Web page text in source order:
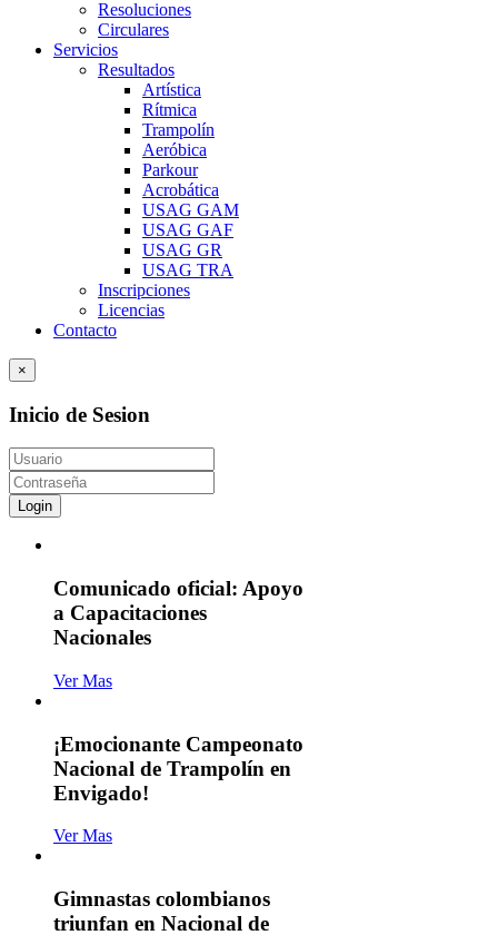
Resoluciones
Circulares
Servicios
Resultados
Artística
Rítmica
Trampolín
Aeróbica
Parkour
Acrobática
USAG GAM
USAG GAF
USAG GR
USAG TRA
Inscripciones
Licencias
Contacto
×
Inicio de Sesion
Login
Comunicado oficial: Apoyo
a Capacitaciones
Nacionales
Ver Mas
¡Emocionante Campeonato
Nacional de Trampolín en
Envigado!
Ver Mas
Gimnastas colombianos
triunfan en Nacional de